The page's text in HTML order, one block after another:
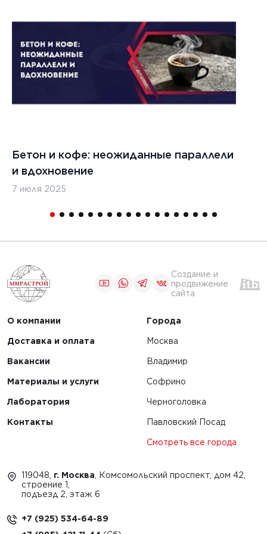
г.
Бетон и кофе: неожиданные параллели
и вдохновение
7 июля 2025
Создание и
продвижение
сайта
О компании
Доставка и оплата
Вакансии
Материалы и услуги
Лаборатория
Контакты
Города
Москва
Владимир
Софрино
Черноголовка
Павловский Посад
Смотреть все города
119048, г. Москва , Комсомольский проспект, дом 42,
строение 1,
подъезд 2, этаж 6
+7 (925) 534-64-89